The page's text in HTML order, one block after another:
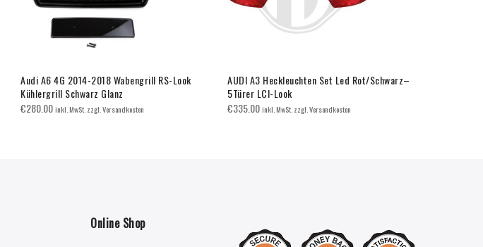
Audi A6 4G 2014-2018 Wabengrill RS-Look
Kühlergrill Schwarz Glanz
€280.00inkl. MwSt. zzgl. Versandkosten
AUDI A3 Heckleuchten Set Led Rot/Schwarz–
5Türer LCI-Look
€335.00inkl. MwSt. zzgl. Versandkosten
Online Shop